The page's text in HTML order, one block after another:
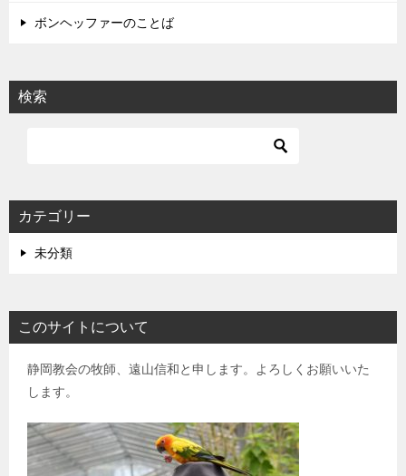
ボンヘッファーのことば
検索
カテゴリー
未分類
このサイトについて
静岡教会の牧師、遠山信和と申します。よろしくお願いいた
します。